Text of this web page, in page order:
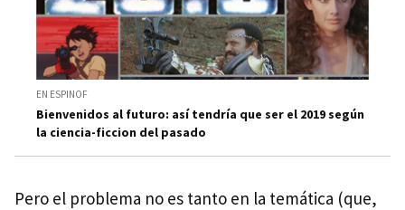
EN ESPINOF
Bienvenidos al futuro: así tendría que ser el 2019 según
la ciencia-ficcion del pasado
Pero el problema no es tanto en la temática (que,